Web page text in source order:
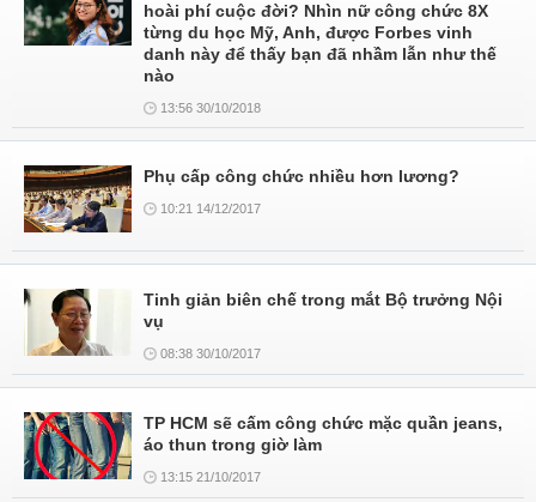
hoài phí cuộc đời? Nhìn nữ công chức 8X
từng du học Mỹ, Anh, được Forbes vinh
danh này để thấy bạn đã nhầm lẫn như thế
nào
13:56 30/10/2018
Phụ cấp công chức nhiều hơn lương?
10:21 14/12/2017
Tinh giản biên chế trong mắt Bộ trưởng Nội
vụ
08:38 30/10/2017
TP HCM sẽ cấm công chức mặc quần jeans,
áo thun trong giờ làm
13:15 21/10/2017